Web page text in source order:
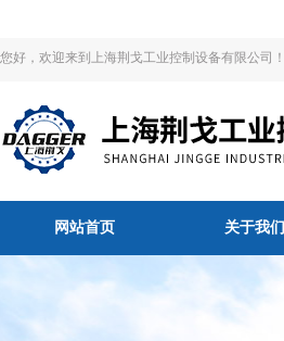
您好，欢迎来到上海荆戈工业控制设备有限公司！
网站首页 关于我们